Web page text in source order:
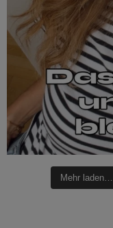
Mehr laden…